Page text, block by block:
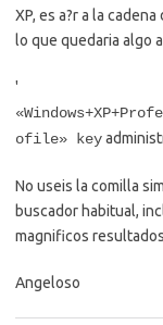
XP, es a?r a la
lo que quedaria algo
'
ofile» key
No useis la comilla
buscador habitual,
magnificos
Angeloso